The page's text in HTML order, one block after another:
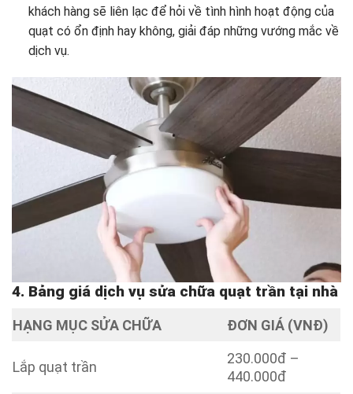
khách hàng sẽ liên lạc để hỏi về tình hình hoạt động của
quạt có ổn định hay không, giải đáp những vướng mắc về
dịch vụ.
4. Bảng giá dịch vụ sửa chữa quạt trần tại nhà
HẠNG MỤC SỬA CHỮA ĐƠN GIÁ (VNĐ)
Lắp quạt trần
230.000đ –
440.000đ